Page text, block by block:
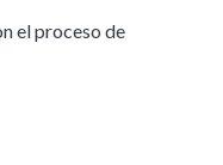
el proceso de